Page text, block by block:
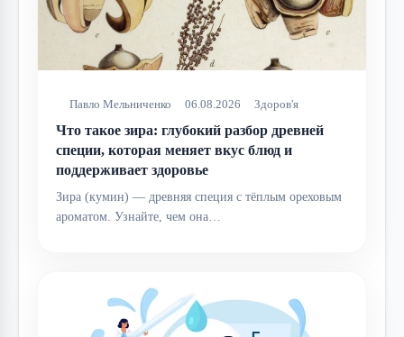
Павло Мельниченко 06.08.2026 Здоров'я
Что такое зира: глубокий разбор древней
специи, которая меняет вкус блюд и
поддерживает здоровье
Зира (кумин) — древняя специя с тёплым ореховым
ароматом. Узнайте, чем она…